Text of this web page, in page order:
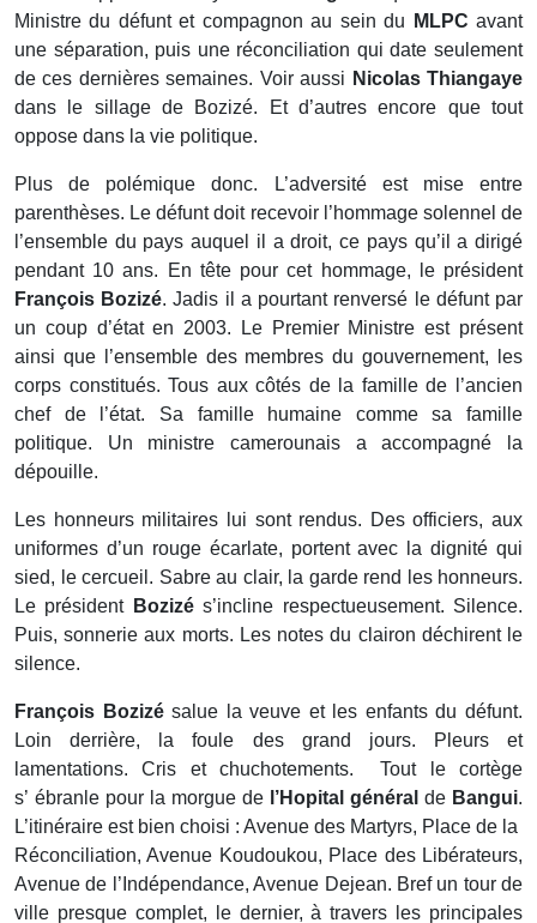
Ministre du défunt et compagnon au sein du
MLPC avant
une séparation, puis une réconciliation qui date seulement
de ces dernières semaines. Voir aussi Nicolas Thiangaye
dans le sillage de Bozizé. Et d’autres encore que tout
oppose dans la vie politique.
Plus de polémique donc. L’adversité est mise entre
parenthèses. Le défunt doit recevoir l’hommage solennel de
l’ensemble du pays auquel il a droit, ce pays qu’il a dirigé
pendant 10 ans. En tête pour cet hommage, le président
François Bozizé. Jadis il a pourtant renversé le défunt par
un coup d’état en 2003. Le Premier Ministre est présent
ainsi que l’ensemble des membres du gouvernement, les
corps constitués. Tous aux côtés de la famille de l’ancien
chef de l’état. Sa famille humaine comme sa famille
politique. Un ministre camerounais a accompagné la
dépouille.
Les honneurs militaires lui sont rendus. Des officiers, aux
uniformes d’un rouge écarlate, portent avec la dignité qui
sied, le cercueil. Sabre au clair, la garde rend les honneurs.
Le président Bozizés’incline respectueusement. Silence.
Puis, sonnerie aux morts. Les notes du clairon déchirent le
silence.
François Bozizésalue la veuve et les enfants du défunt.
Loin derrière, la foule des grand jours. Pleurs et
lamentations. Cris et chuchotements. Tout le cortège
s’ ébranle pour la morgue de l’Hopital général de Bangui.
L’itinéraire est bien choisi : Avenue des Martyrs, Place de la
Réconciliation, Avenue Koudoukou, Place des Libérateurs,
Avenue de l’Indépendance, Avenue Dejean. Bref un tour de
ville presque complet, le dernier, à travers les principales